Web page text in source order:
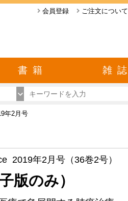
ご注文について
会員登録
書 籍 雑 誌
年2月号
2019年2月号（36巻2号）
版のみ）